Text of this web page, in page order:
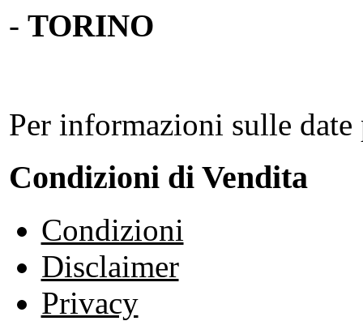
- TORINO
Per informazioni sulle
Condizioni di Vendita
Condizioni
Disclaimer
Privacy